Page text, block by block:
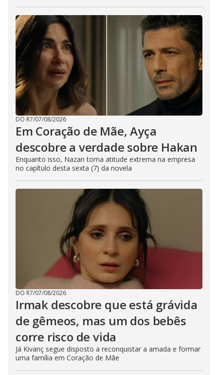
DO R7/07/08/2026
Em Coração de Mãe, Ayça
descobre a verdade sobre Hakan
Enquanto isso, Nazan toma atitude extrema na empresa
no capítulo desta sexta (7) da novela
DO R7/07/08/2026
Irmak descobre que está grávida
de gêmeos, mas um dos bebês
corre risco de vida
Já Kivanç segue disposto a reconquistar a amada e formar
uma família em Coração de Mãe